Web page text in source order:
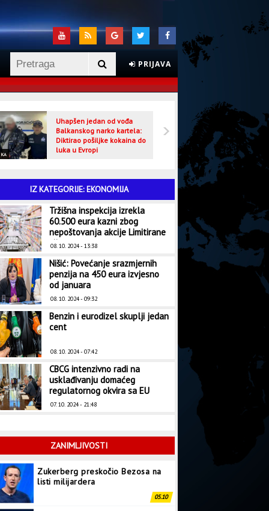
PRIJAVA
Uhapšen jedan od vođa
Balkanskog narko kartela:
Diktirao pošiljke kokaina do
luka u Evropi
CRNA HRONIKA
IZ KATEGORIJE: EKONOMIJA
Tržišna inspekcija izrekla
60.500 eura kazni zbog
nepoštovanja akcije Limitirane
cijene
08. 10. 2024 - 13:38
Nišić: Povećanje srazmjernih
penzija na 450 eura izvjesno
od januara
08. 10. 2024 - 09:32
Benzin i eurodizel skuplji jedan
cent
08. 10. 2024 - 07:42
CBCG intenzivno radi na
usklađivanju domaćeg
regulatornog okvira sa EU
07. 10. 2024 - 21:48
ZANIMLJIVOSTI
Zukerberg preskočio Bezosa na
listi milijardera
05.10